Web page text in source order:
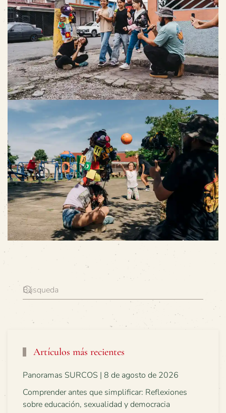
Artículos más recientes
Panoramas SURCOS | 8 de agosto de 2026
Comprender antes que simplificar: Reflexiones
sobre educación, sexualidad y democracia